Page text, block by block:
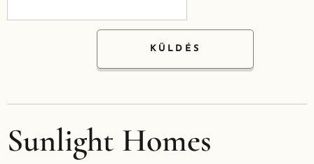
KÜLDÉS
Sunlight Homes